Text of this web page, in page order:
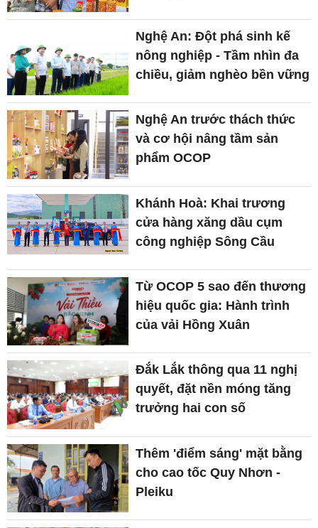
Nghệ An: Đột phá sinh kế
nông nghiệp - Tầm nhìn đa
chiều, giảm nghèo bền vững
Nghệ An trước thách thức
và cơ hội nâng tầm sản
phẩm OCOP
Khánh Hoà: Khai trương
cửa hàng xăng dầu cụm
công nghiệp Sông Cầu
Từ OCOP 5 sao đến thương
hiệu quốc gia: Hành trình
của vải Hồng Xuân
Đắk Lắk thông qua 11 nghị
quyết, đặt nền móng tăng
trưởng hai con số
Thêm 'điểm sáng' mặt bằng
cho cao tốc Quy Nhơn -
Pleiku